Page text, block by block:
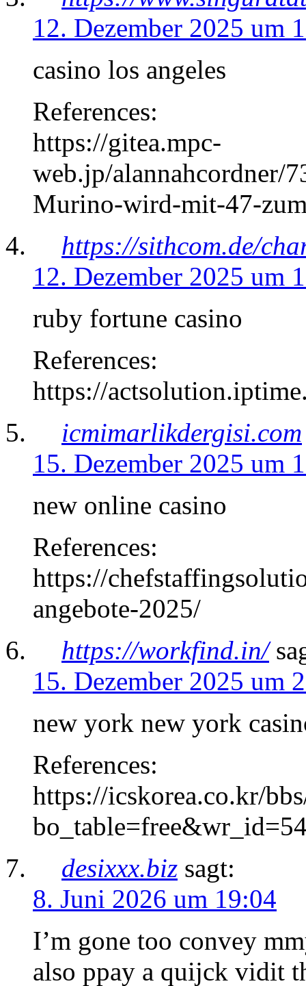
12. Dezember 2025 um
casino los angeles
References:
https://gitea.mpc-
web.jp/alannahcordner/
Murino-wird-mit-47-
https://sithcom.de/
12. Dezember 2025 um
ruby fortune casino
References:
https://
icmimarlikdergisi.com
15. Dezember 2025 um
new online casino
References:
https://
angebote-2025/
https://workfind.in/
15. Dezember 2025 um
new york new york
References:
https://icskorea.co.kr/
desixxx.biz sagt:
8. Juni 2026 um 19:04
I’m gone too convey
also ppay a quijck vidit